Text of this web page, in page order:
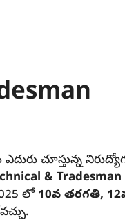
చూస్తున్న
&
లో 10వ తరగతి,